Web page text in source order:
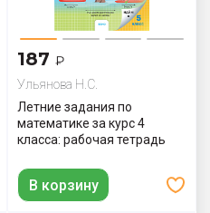
187 ₽
Ульянова Н.С.
Летние задания по
математике за курс 4
класса: рабочая тетрадь
В корзину